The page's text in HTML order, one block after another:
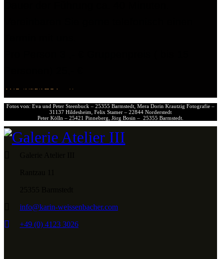
ZUR ANFAHRT
Fotos von: Eva und Peter Steenbuck – 25355 Barmstedt, Mera Dorin Krautzig Fotografie –
31137 Hildesheim, Felix Stamer – 22844 Norderstedt
Peter Kölln – 25421 Pinneberg, Jörg Bosin – 25355 Barmstedt.
info@karin-weissenbacher.com
+49 (0) 4123 3026